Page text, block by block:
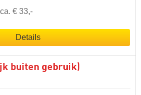
€ 33,-
Details
buiten gebruik)